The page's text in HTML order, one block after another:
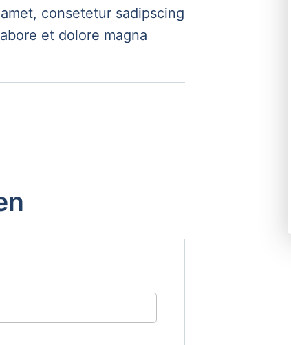
consetetur sadipscing
et dolore magna